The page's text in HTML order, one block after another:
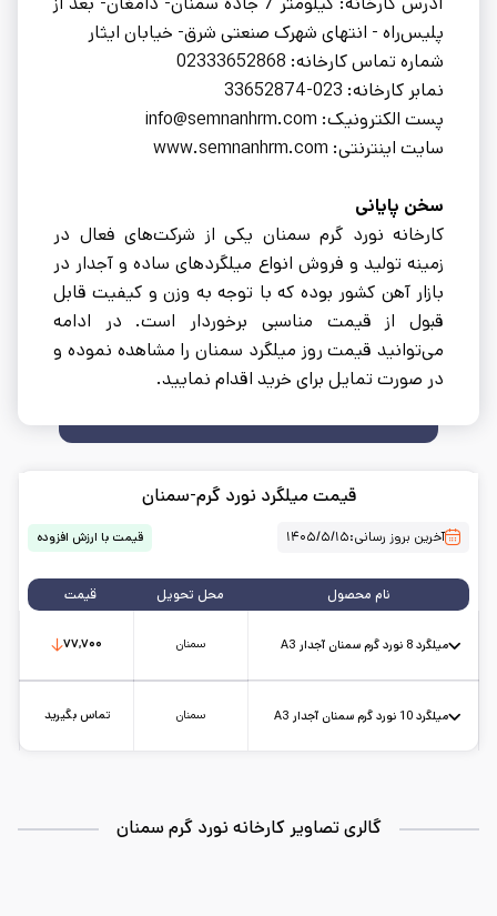
پلیس‌راه - انتهای شهرک صنعتی شرق- خیابان ایثار
شماره تماس کارخانه: 02333652868
نمابر کارخانه: 023-33652874
پست الکترونیک: info@semnanhrm.com
سایت اینترنتی: www.semnanhrm.com
سخن پایانی
کارخانه نورد گرم سمنان یکی از شرکت‌های فعال در
زمینه تولید و فروش انواع میلگردهای ساده و آجدار در
بازار آهن کشور بوده که با توجه به وزن و کیفیت قابل
قبول از قیمت مناسبی برخوردار است. در ادامه
می‌توانید قیمت روز میلگرد سمنان را مشاهده نموده و
در صورت تمایل برای خرید اقدام نمایید.
قیمت میلگرد نورد گرم-سمنان
آخرین بروز رسانی:۱۴۰۵/۵/۱۵ قیمت با ارزش افزوده
نام محصول محل تحویل قیمت
میلگرد 8 نورد گرم سمنان آجدار A3 سمنان ۷۷,۷۰۰
تاریخ بروزرسانی:
۱۴۰۵/۵/۱۵ کیلوگرم میلگرد 10 نورد گرم سمنان آجدار A3 سمنان تماس بگیرید
گالری تصاویر کارخانه نورد گرم سمنان